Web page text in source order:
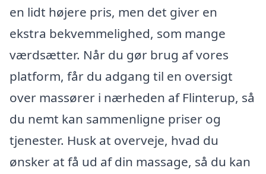
en lidt højere pris, men det giver en
ekstra bekvemmelighed, som mange
værdsætter. Når du gør brug af vores
platform, får du adgang til en oversigt
over massører i nærheden af Flinterup, så
du nemt kan sammenligne priser og
tjenester. Husk at overveje, hvad du
ønsker at få ud af din massage, så du kan